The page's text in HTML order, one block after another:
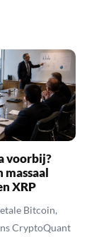
voorbij?
massaal
XRP
Bitcoin,
CryptoQuant